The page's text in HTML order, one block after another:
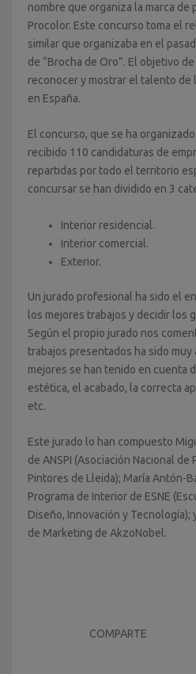
nombre que organiza la marca de
Procolor. Este concurso toma el
similar que organizaba en el
de “Brocha de Oro”. El objetivo
reconocer y mostrar el talento
en España.
El concurso, que se ha
recibido 110 candidaturas de
repartidas por todo el territorio
concursar se han dividido en 3
Interior residencial.
Interior comercial.
Exterior.
Un jurado profesional ha sido el
los mejores trabajos y decidir los
Según el propio jurado nos
trabajos presentados ha sido muy
mejores se han tenido en cuenta
estética, el acabado, la correcta
etc.
Este jurado lo han compuesto
de ANSPI (Asociación Nacional de
Pintores de Lleida); María Antón-
Programa de Interior de ESNE
Diseño, Innovación y Tecnología);
de Marketing de AkzoNobel.
COMPARTE